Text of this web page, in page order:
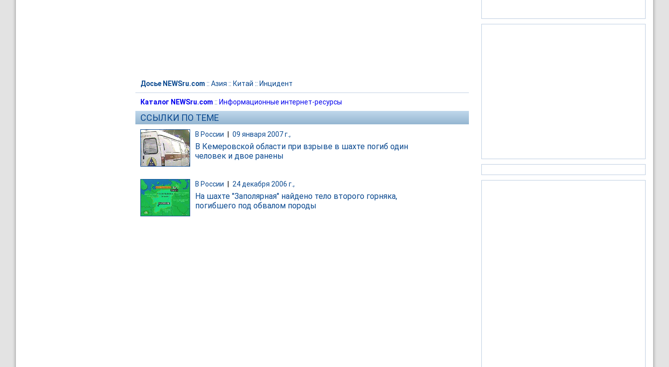
Досье NEWSru.com :: Азия :: Китай :: Инцидент
Каталог NEWSru.com :: Информационные интернет-ресурсы
ССЫЛКИ ПО ТЕМЕ
В России 09 января 2007 г.,
В Кемеровской области при взрыве в шахте погиб один
человек и двое ранены
В России 24 декабря 2006 г.,
На шахте "Заполярная" найдено тело второго горняка,
погибшего под обвалом породы